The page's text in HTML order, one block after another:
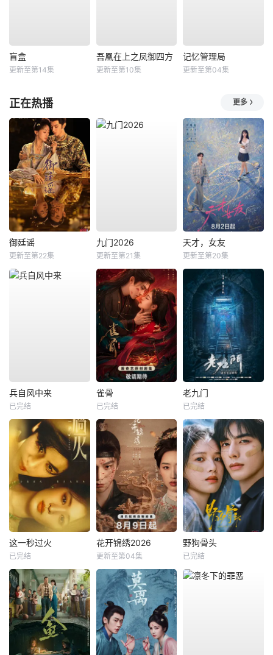
盲盒
更新至第14集
吾凰在上之凤御四方
更新至第10集
记忆管理局
更新至第04集
正在热播 更多
御廷谣
更新至第22集
九门2026
更新至第21集
天才，女友
更新至第20集
兵自风中来
已完结
雀骨
已完结
老九门
已完结
这一秒过火
已完结
花开锦绣2026
更新至第04集
野狗骨头
已完结